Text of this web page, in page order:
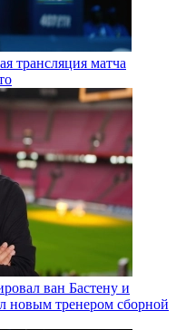
трансляция матча
ван Бастену и
новым тренером сборной